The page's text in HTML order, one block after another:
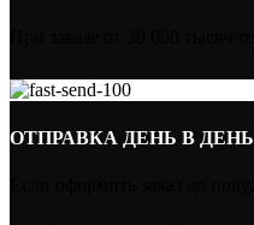
ОТПРАВКА ДЕНЬ В ДЕНЬ